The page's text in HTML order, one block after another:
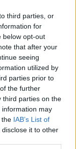
third parties, or
for
below opt-out
that after your
seeing
utilized by
parties prior to
the further
third parties on the
information may
the IAB’s List of
it to other
το
των